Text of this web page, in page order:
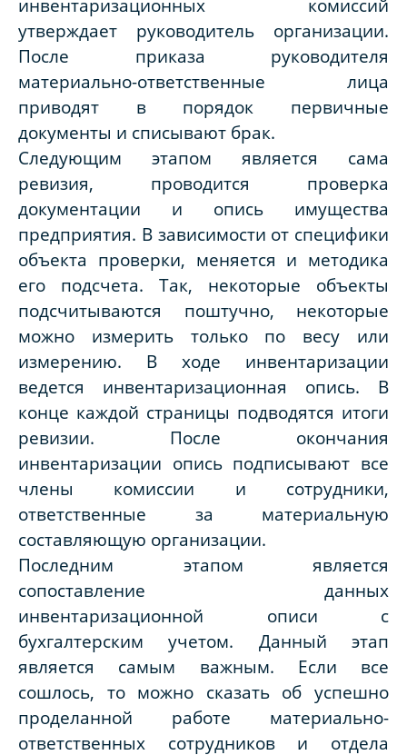
инвентаризационных комиссий
утверждает руководитель организации.
После приказа руководителя
материально-ответственные лица
приводят в порядок первичные
документы и списывают брак.
Следующим этапом является сама
ревизия, проводится проверка
документации и опись имущества
предприятия. В зависимости от специфики
объекта проверки, меняется и методика
его подсчета. Так, некоторые объекты
подсчитываются поштучно, некоторые
можно измерить только по весу или
измерению. В ходе инвентаризации
ведется инвентаризационная опись. В
конце каждой страницы подводятся итоги
ревизии. После окончания
инвентаризации опись подписывают все
члены комиссии и сотрудники,
ответственные за материальную
составляющую организации.
Последним этапом является
сопоставление данных
инвентаризационной описи с
бухгалтерским учетом. Данный этап
является самым важным. Если все
сошлось, то можно сказать об успешно
проделанной работе материально-
ответственных сотрудников и отдела